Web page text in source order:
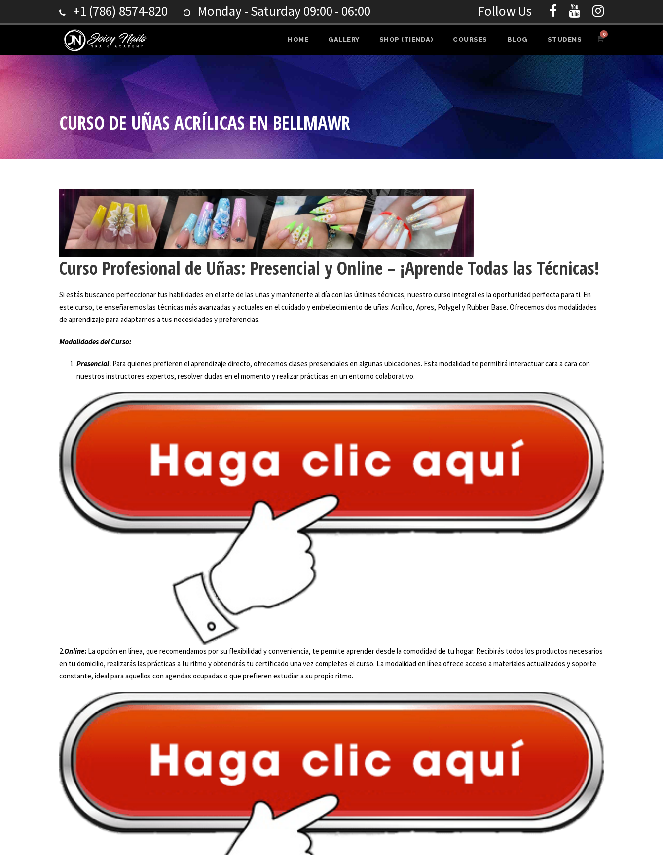
+1 (786) 8574-820 Monday - Saturday 09:00 - 06:00 Follow Us
HOME GALLERY SHOP (TIENDA) COURSES BLOG STUDENS
0
CURSO DE UÑAS ACRÍLICAS EN BELLMAWR
Curso Profesional de Uñas: Presencial y Online – ¡Aprende Todas las Técnicas!
Si estás buscando perfeccionar tus habilidades en el arte de las uñas y mantenerte al día con las últimas técnicas, nuestro curso integral es la oportunidad perfecta para ti. En
este curso, te enseñaremos las técnicas más avanzadas y actuales en el cuidado y embellecimiento de uñas: Acrílico, Apres, Polygel y Rubber Base. Ofrecemos dos modalidades
de aprendizaje para adaptarnos a tus necesidades y preferencias.
Modalidades del Curso:
Presencial: Para quienes prefieren el aprendizaje directo, ofrecemos clases presenciales en algunas ubicaciones. Esta modalidad te permitirá interactuar cara a cara con
nuestros instructores expertos, resolver dudas en el momento y realizar prácticas en un entorno colaborativo.
2.Online: La opción en línea, que recomendamos por su flexibilidad y conveniencia, te permite aprender desde la comodidad de tu hogar. Recibirás todos los productos necesarios
en tu domicilio, realizarás las prácticas a tu ritmo y obtendrás tu certificado una vez completes el curso. La modalidad en línea ofrece acceso a materiales actualizados y soporte
constante, ideal para aquellos con agendas ocupadas o que prefieren estudiar a su propio ritmo.